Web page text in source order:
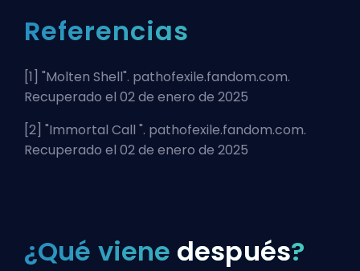
Referencias
[1] "Molten Shell". pathofexile.fandom.com.
Recuperado el 02 de enero de 2025
[2] "Immortal Call ". pathofexile.fandom.com.
Recuperado el 02 de enero de 2025
¿Qué viene después?